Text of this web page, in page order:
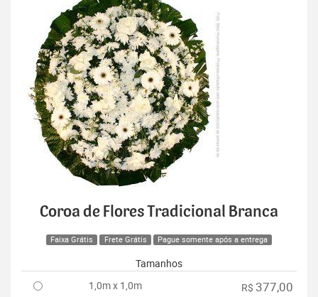
Coroa de Flores Tradicional Branca
Faixa Grátis Frete Grátis Pague somente após a entrega
Tamanhos
1,0m x 1,0m
R$ 377,00